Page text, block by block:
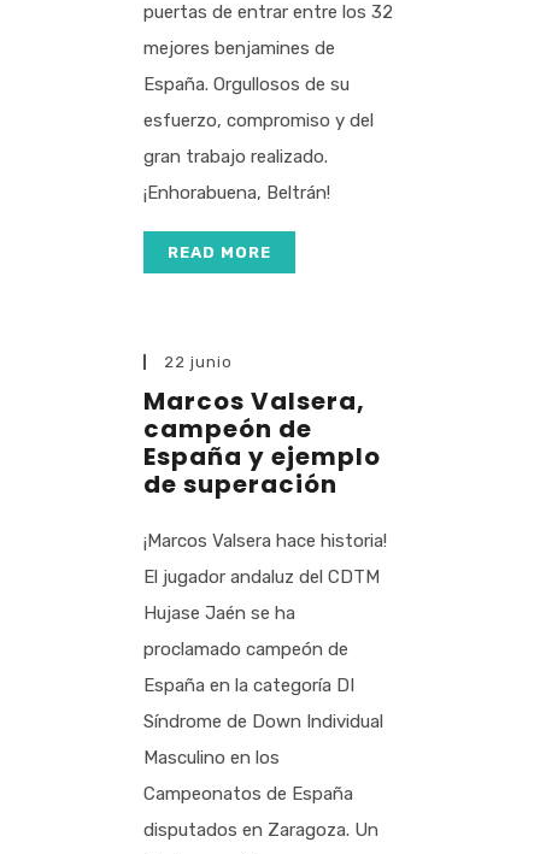
puertas de entrar entre los 32
mejores benjamines de
España. Orgullosos de su
esfuerzo, compromiso y del
gran trabajo realizado.
¡Enhorabuena, Beltrán!
READ MORE
22 junio
Marcos Valsera,
campeón de
España y ejemplo
de superación
¡Marcos Valsera hace historia!
El jugador andaluz del CDTM
Hujase Jaén se ha
proclamado campeón de
España en la categoría DI
Síndrome de Down Individual
Masculino en los
Campeonatos de España
disputados en Zaragoza. Un